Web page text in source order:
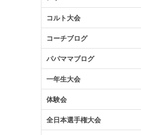
コルト大会
コーチブログ
パパママブログ
一年生大会
体験会
全日本選手権大会